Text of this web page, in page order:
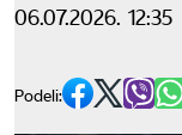
06.07.2026. 12:35
Podeli: